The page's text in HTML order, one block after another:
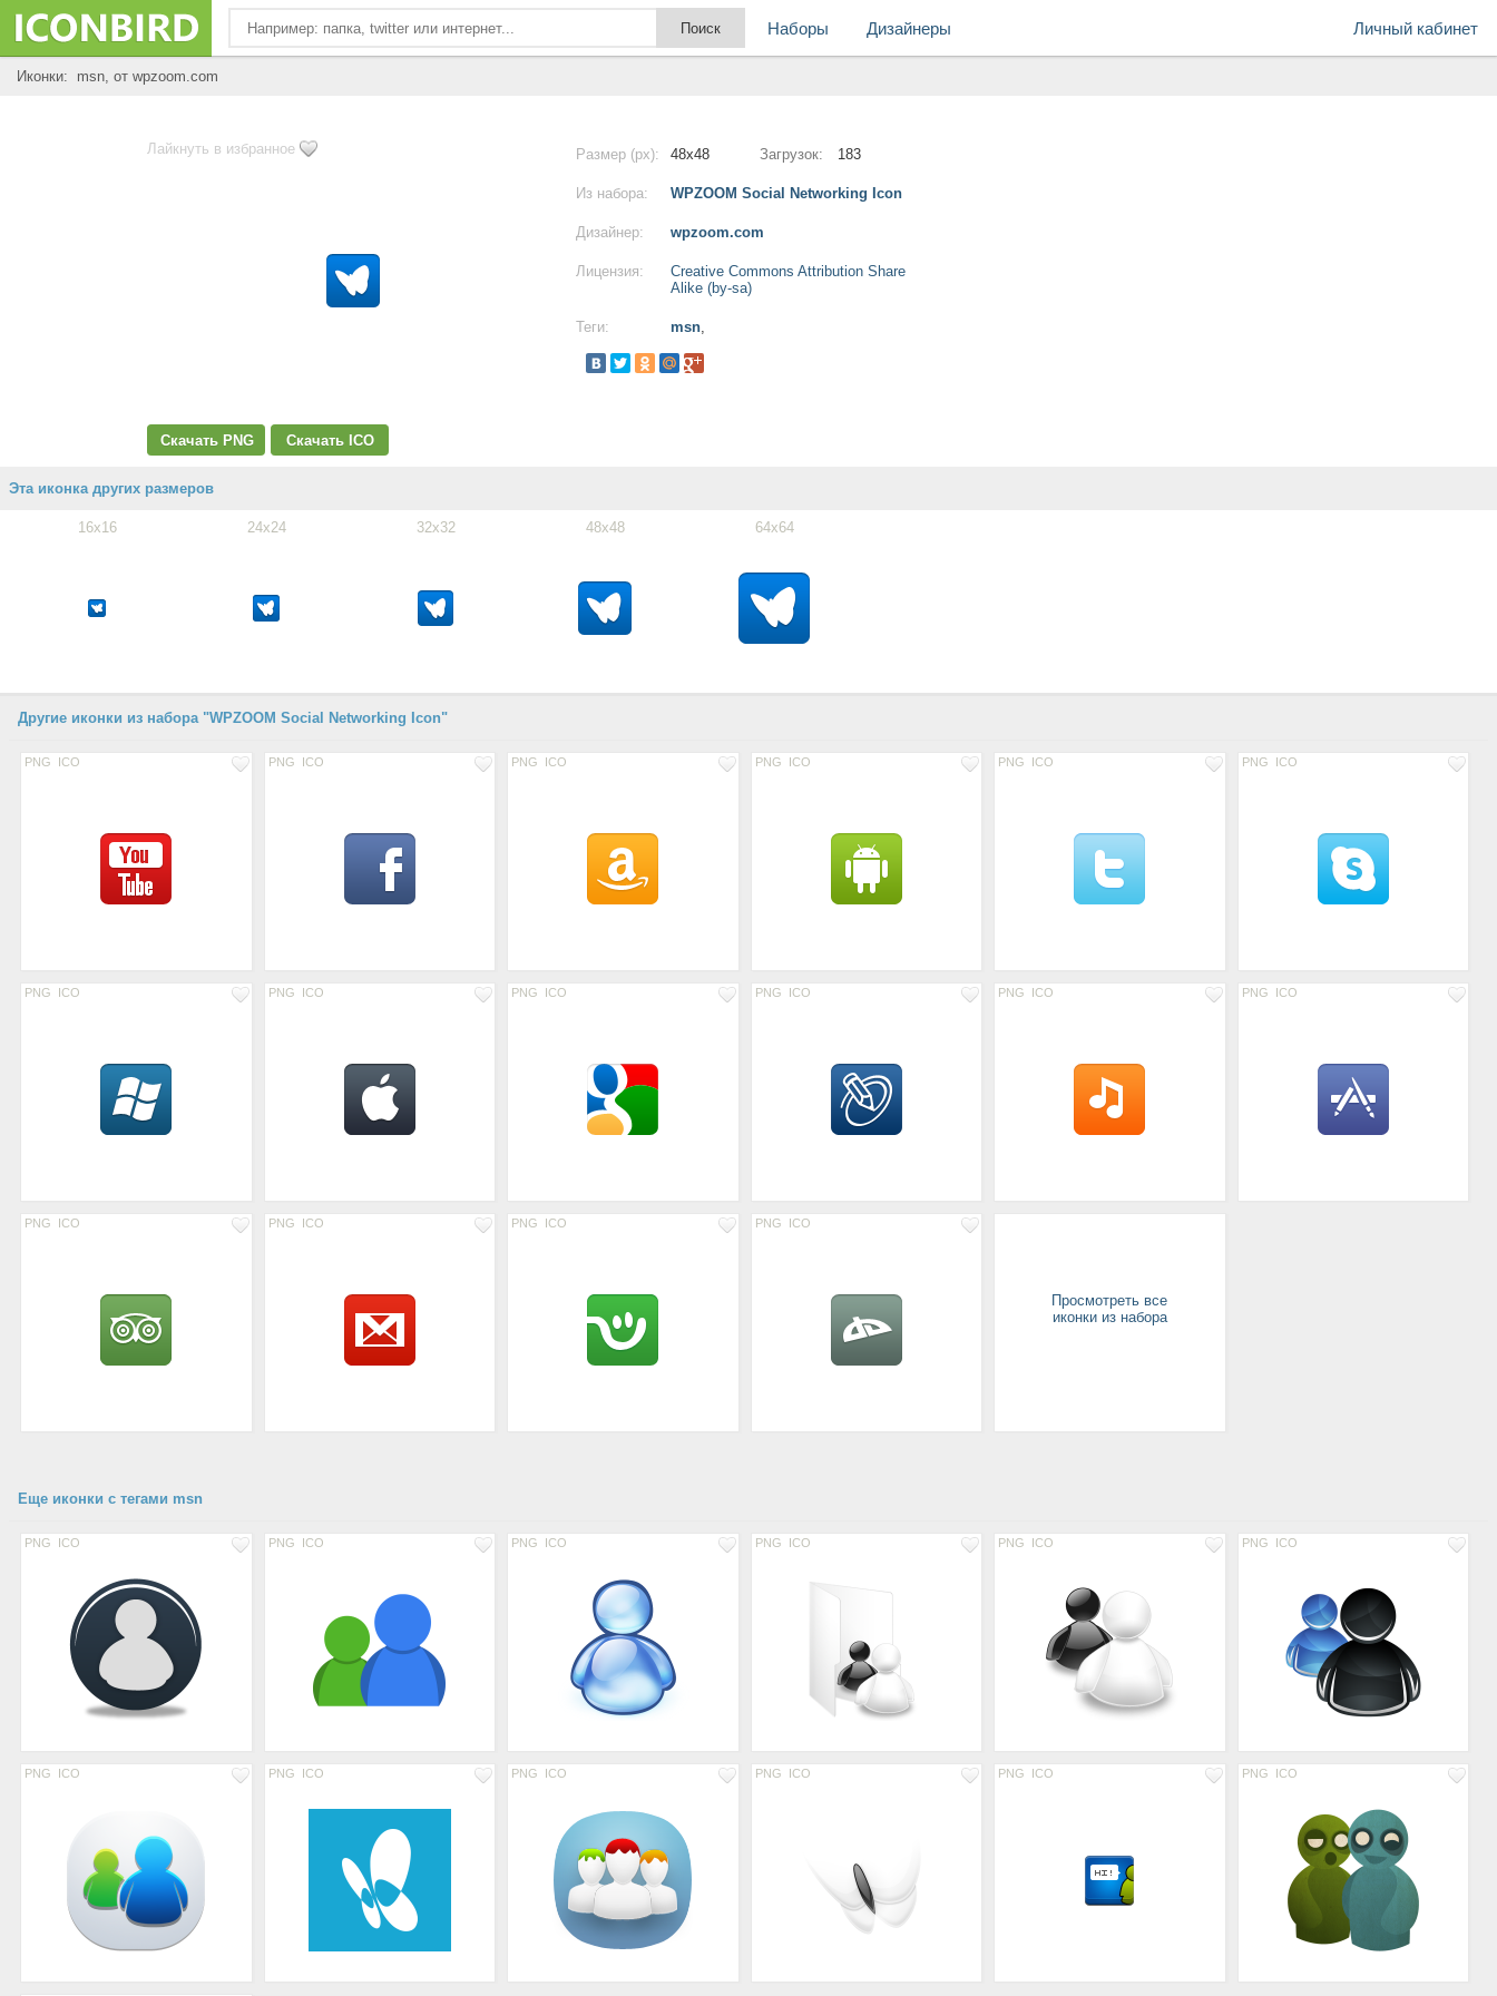
Личный кабинет
Наборы Дизайнеры
Иконки: msn, от wpzoom.com
Лайкнуть в избранное
Скачать PNG Скачать ICO
Размер (px): 48x48 Загрузок: 183
Из набора: WPZOOM Social Networking Icon
Дизайнер: wpzoom.com
Лицензия:
Creative Commons Attribution Share
Alike (by-sa)
Теги: msn,
Эта иконка других размеров
16x16 24x24 32x32 48x48 64x64
Другие иконки из набора "WPZOOM Social Networking Icon"
PNG ICO PNG ICO PNG ICO PNG ICO PNG ICO PNG ICO
PNG ICO PNG ICO PNG ICO PNG ICO PNG ICO PNG ICO
PNG ICO PNG ICO PNG ICO PNG ICO
Просмотреть все
иконки из набора
Еще иконки с тегами msn
PNG ICO PNG ICO PNG ICO PNG ICO PNG ICO PNG ICO
PNG ICO PNG ICO PNG ICO PNG ICO PNG ICO PNG ICO